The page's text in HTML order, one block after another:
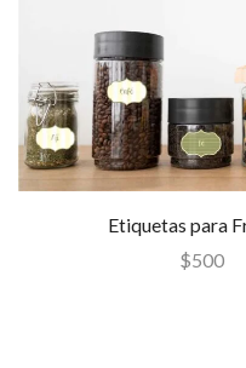
Etiquetas para
$500